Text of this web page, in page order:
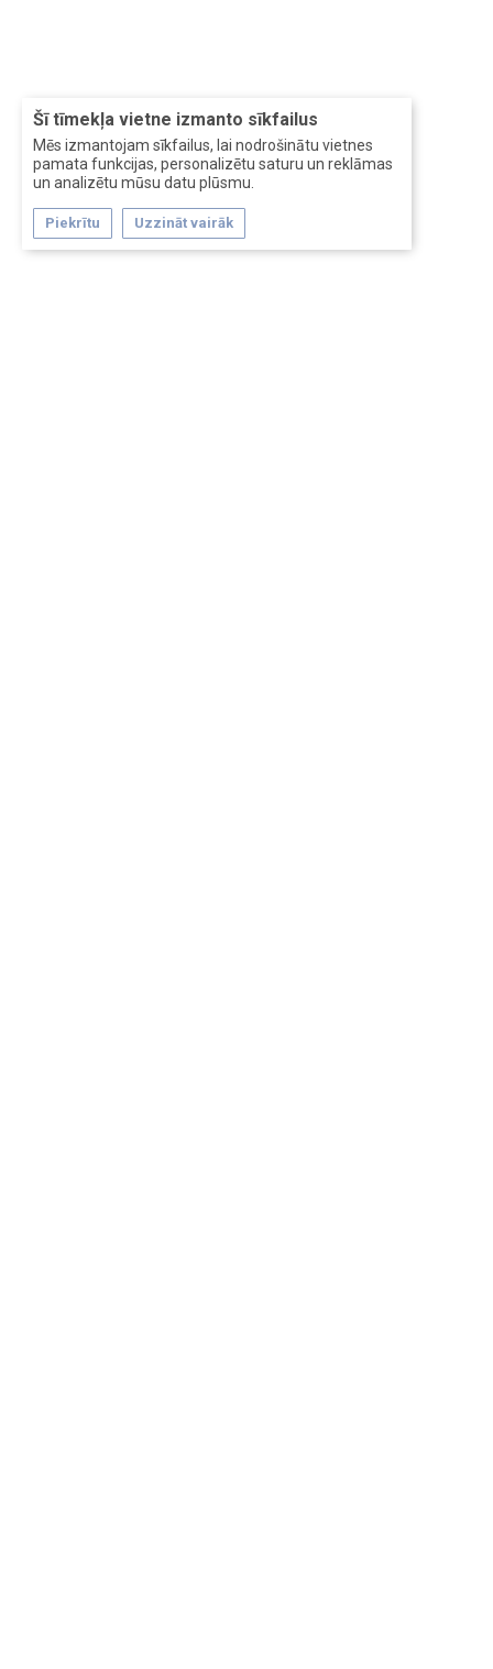
Šī tīmekļa vietne izmanto sīkfailus
Mēs izmantojam sīkfailus, lai nodrošinātu vietnes
pamata funkcijas, personalizētu saturu un reklāmas
un analizētu mūsu datu plūsmu.
Piekrītu Uzzināt vairāk